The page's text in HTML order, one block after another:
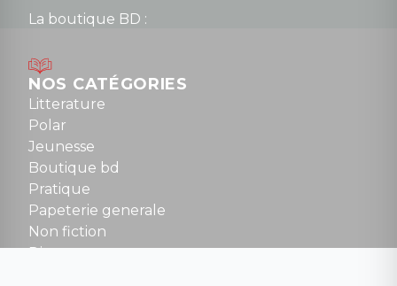
La boutique BD :
Mardi au samedi : 10h à 13h / 14h à 19h
Dimanche : 10h30 à 12h30
Tel : 01 48 89 13 88
NOUS CONTACTER
contact@la-griffe-noire.com
NOS CATÉGORIES
Litterature
Polar
Jeunesse
Boutique bd
Pratique
Papeterie generale
Non fiction
Divers